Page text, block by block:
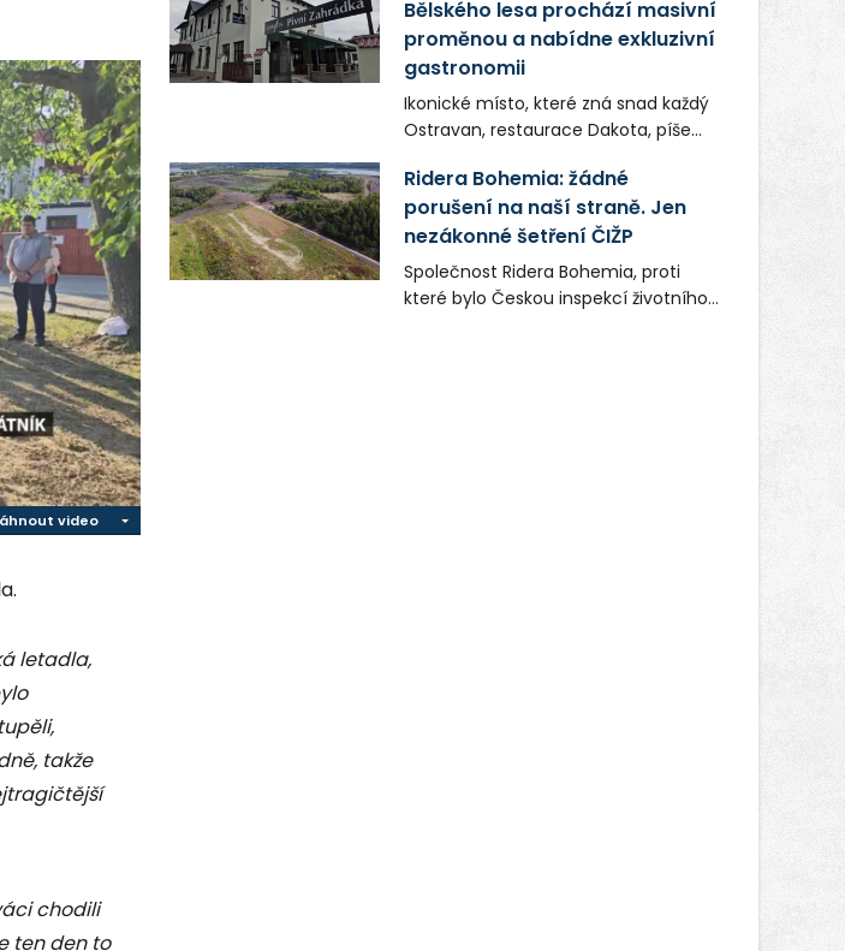
video
letadla,
takže
chodili
ten den to
Bělského lesa prochází masivní
proměnou a nabídne exkluzivní
gastronomii
Ikonické místo, které zná snad každý
Ostravan, restaurace Dakota, píše
společnost Dang Investment Group
s.r.o. investuje do projektu přes 50
milionů korun. Cílem je přinést
Ostravě dva špičkové gastronomické
koncepty, které v regionu dosud
chyběly, luxusní středomořskou
Ridera Bohemia: žádné
porušení na naší straně. Jen
nezákonné šetření ČIŽP
Společnost Ridera Bohemia, proti
které bylo Českou inspekcí životního